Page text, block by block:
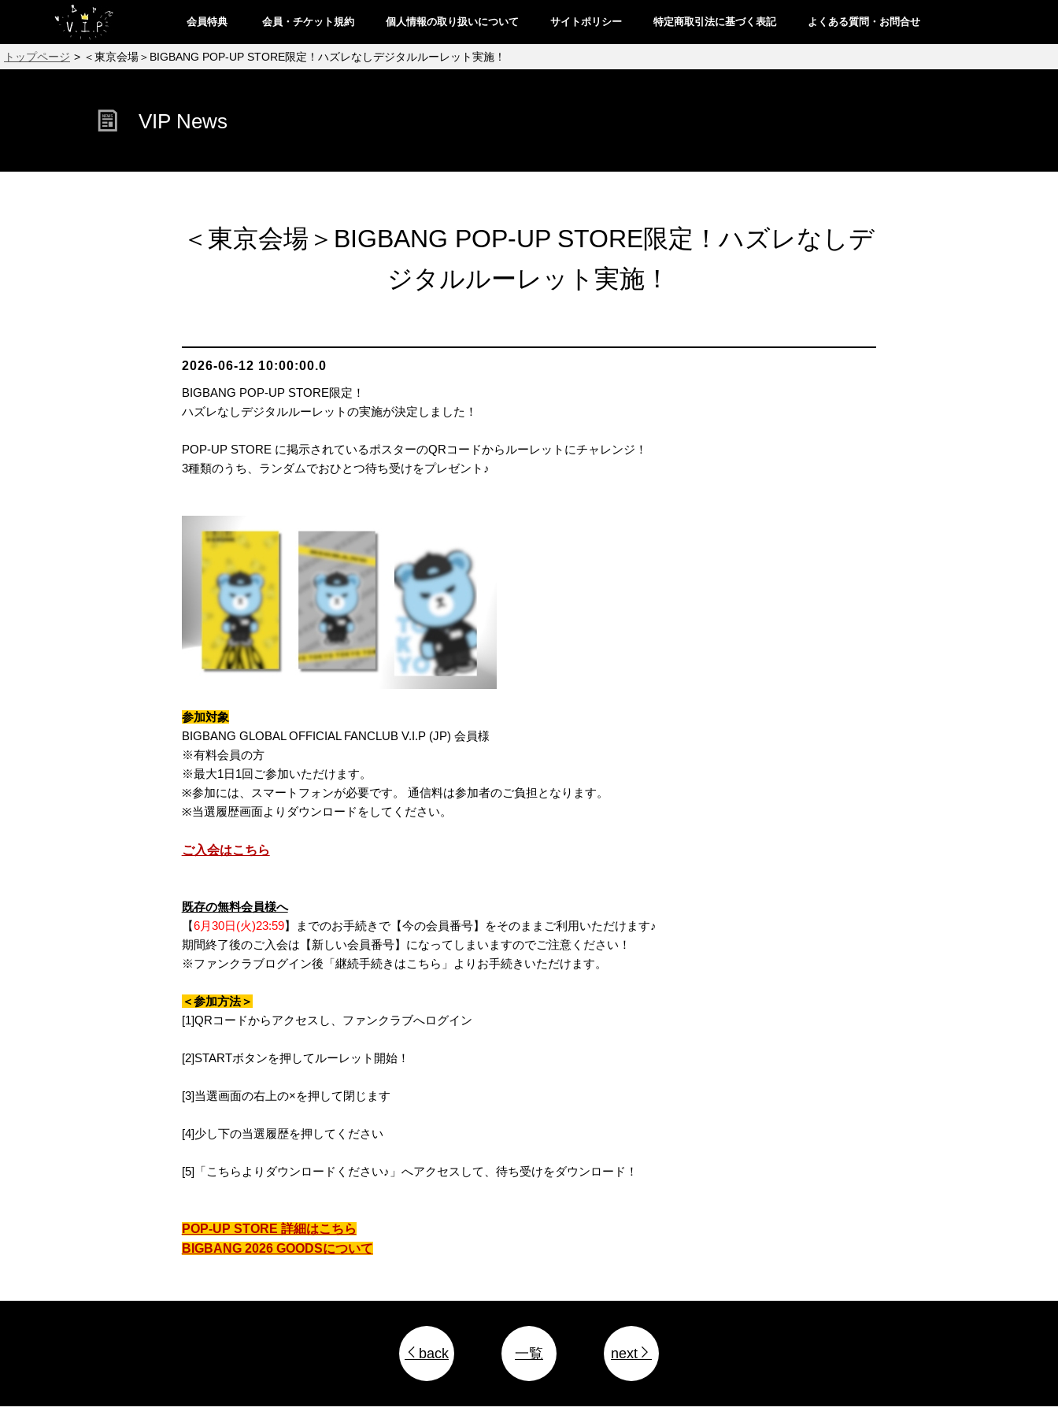
会員特典 会員・チケット規約 個人情報の取り扱いについて サイトポリシー 特定商取引法に基づく表記 よくある質問・お問合せ
トップページ > ＜東京会場＞BIGBANG POP-UP STORE限定！ハズレなしデジタルルーレット実施！
VIP News
＜東京会場＞BIGBANG POP-UP STORE限定！ハズレなしデ
ジタルルーレット実施！
2026-06-12 10:00:00.0
BIGBANG POP-UP STORE限定！
ハズレなしデジタルルーレットの実施が決定しました！
POP-UP STORE に掲示されているポスターのQRコードからルーレットにチャレンジ！
3種類のうち、ランダムでおひとつ待ち受けをプレゼント♪
参加対象
BIGBANG GLOBAL OFFICIAL FANCLUB V.I.P (JP) 会員様
※有料会員の方
※最大1日1回ご参加いただけます。
※参加には、スマートフォンが必要です。 通信料は参加者のご負担となります。
※当選履歴画面よりダウンロードをしてください。
ご入会はこちら
既存の無料会員様へ
【6月30日(火)23:59】までのお手続きで【今の会員番号】をそのままご利用いただけます♪
期間終了後のご入会は【新しい会員番号】になってしまいますのでご注意ください！
※ファンクラブログイン後「継続手続きはこちら」よりお手続きいただけます。
＜参加方法＞
[1]QRコードからアクセスし、ファンクラブへログイン
[2]STARTボタンを押してルーレット開始！
[3]当選画面の右上の×を押して閉じます
[4]少し下の当選履歴を押してください
[5]「こちらよりダウンロードください♪」へアクセスして、待ち受けをダウンロード！
POP-UP STORE 詳細はこちら
BIGBANG 2026 GOODSについて
back 一覧 next